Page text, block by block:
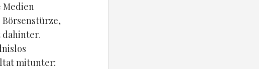
Medien
dahinter.
mitunter: